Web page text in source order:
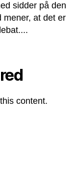
sidder på den
mener, at det er
content.